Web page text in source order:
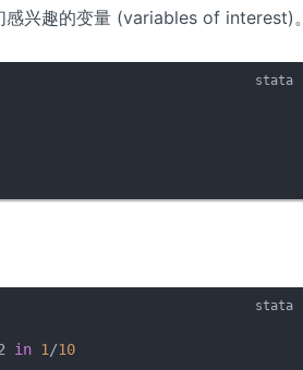
感兴趣的变量 (variables of interest)。
in 1 /10